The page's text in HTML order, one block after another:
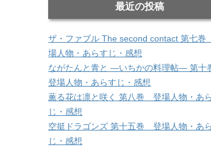
最近の投稿
ザ・ファブル The second contact 第七
場人物・あらすじ・感想
ながたんと青と ―いちかの料理帖― 第
登場人物・あらすじ・感想
薫る花は凛と咲く 第八巻 登場人物・あ
じ・感想
空挺ドラゴンズ 第十五巻 登場人物・あ
じ・感想